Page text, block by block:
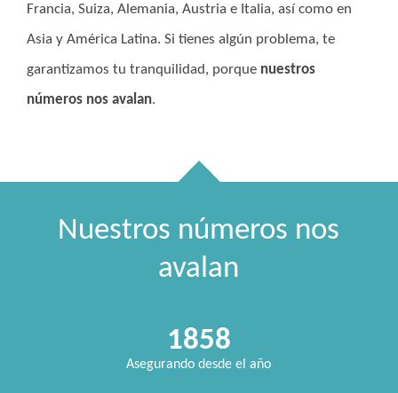
Francia, Suiza, Alemania, Austria e Italia, así como en
Asia y América Latina. Si tienes algún problema, te
garantizamos tu tranquilidad, porque nuestros
números nos avalan.
Nuestros números nos
avalan
1858
Asegurando desde el año